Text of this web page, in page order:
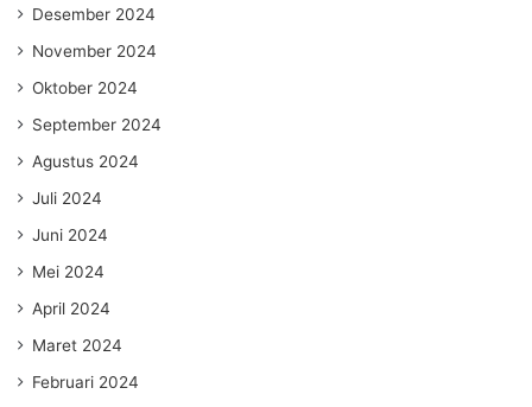
Desember 2024
November 2024
Oktober 2024
September 2024
Agustus 2024
Juli 2024
Juni 2024
Mei 2024
April 2024
Maret 2024
Februari 2024